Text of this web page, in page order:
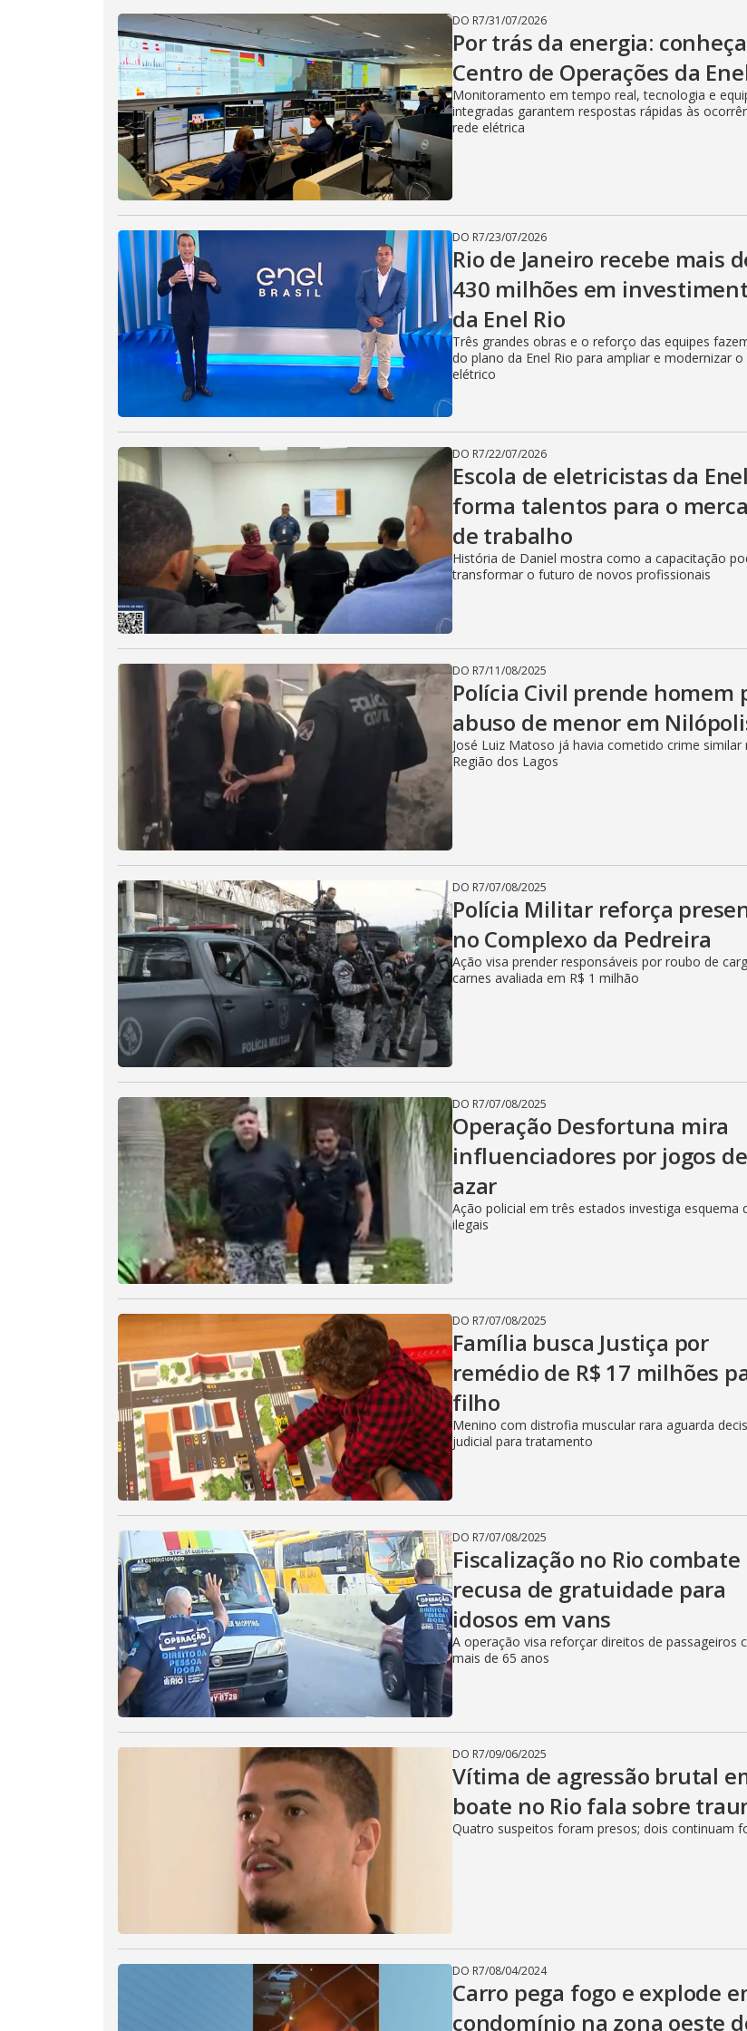
i
d
e
o
DO R7/31/07/2026
Por trás da energia:
Centro de Operações da
Monitoramento em tempo real, tecnologia e
integradas garantem respostas rápidas às
rede elétrica
DO R7/23/07/2026
Rio de Janeiro recebe mais
430 milhões em
da Enel Rio
Três grandes obras e o reforço das equipes
do plano da Enel Rio para ampliar e modernizar
elétrico
DO R7/22/07/2026
Escola de eletricistas da Enel
forma talentos para o
de trabalho
História de Daniel mostra como a capacitação
transformar o futuro de novos profissionais
DO R7/11/08/2025
Polícia Civil prende homem
abuso de menor em
José Luiz Matoso já havia cometido crime similar
Região dos Lagos
DO R7/07/08/2025
Polícia Militar reforça
no Complexo da Pedreira
Ação visa prender responsáveis por roubo de
carnes avaliada em R$ 1 milhão
DO R7/07/08/2025
Operação Desfortuna mira
influenciadores por jogos de
azar
Ação policial em três estados investiga esquema
ilegais
DO R7/07/08/2025
Família busca Justiça por
remédio de R$ 17 milhões
filho
Menino com distrofia muscular rara aguarda
judicial para tratamento
DO R7/07/08/2025
Fiscalização no Rio combate
recusa de gratuidade para
idosos em vans
A operação visa reforçar direitos de passageiros
mais de 65 anos
DO R7/09/06/2025
Vítima de agressão brutal
boate no Rio fala sobre
Quatro suspeitos foram presos; dois continuam
DO R7/08/04/2024
Carro pega fogo e explode
condomínio na zona oeste